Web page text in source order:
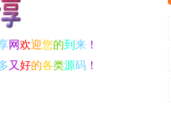
网 欢迎您的到 来！
又好的各类源码！